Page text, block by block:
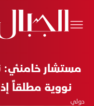
مستشار خامنئي:
نووية مطلقاً
دولي